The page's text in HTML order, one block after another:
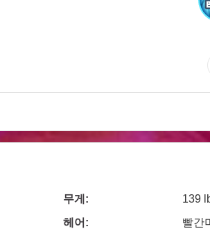
무게:
139
헤어:
빨간